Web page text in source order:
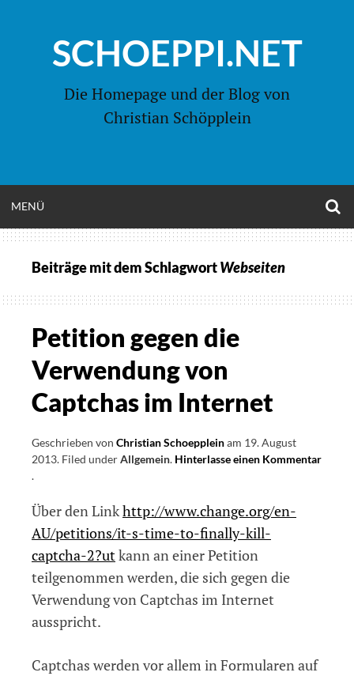
springenSCHOEPPI.NET
Die Homepage und der Blog von
Christian Schöpplein
MENÜ
Beiträge mit dem SchlagwortWebseiten
Petition gegen die
Verwendung von
Captchas im Internet
Geschrieben von Christian Schoeppleinam 19. August
2013. Filed underAllgemein. Hinterlasse einen Kommentar
on
gegen
die
Verwendung
von
Captchas
im
Internet
.
Über den Linkhttp://www.change.org/en-
AU/petitions/it-s-time-to-finally-kill-
captcha-2?ut kann an einer Petition
teilgenommen werden, die sich gegen die
Verwendung von Captchas im Internet
ausspricht.
Captchas werden vor allem in Formularen auf